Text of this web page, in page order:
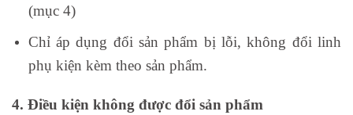
(mục 4)
Chỉ áp dụng đổi sản phẩm bị lỗi, không đổi linh
phụ kiện kèm theo sản phẩm.
4. Điều kiện không được đổi sản phẩm